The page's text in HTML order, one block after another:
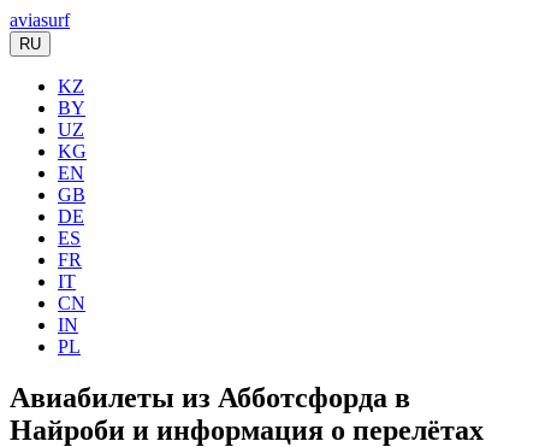
aviasurf
RU
KZ
BY
UZ
KG
EN
GB
DE
ES
FR
IT
CN
IN
PL
Авиабилеты из Абботсфорда в
Найроби и информация о перелётах